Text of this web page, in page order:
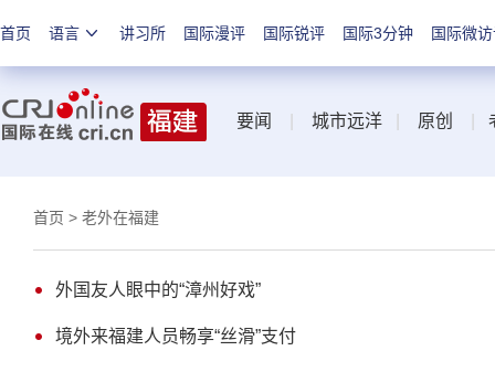
首页 语言 讲习所 国际漫评 国际锐评 国际3分钟 国际微
要闻 城市远洋 原创
首页 > 老外在福建
外国友人眼中的“漳州好戏”
境外来福建人员畅享“丝滑”支付